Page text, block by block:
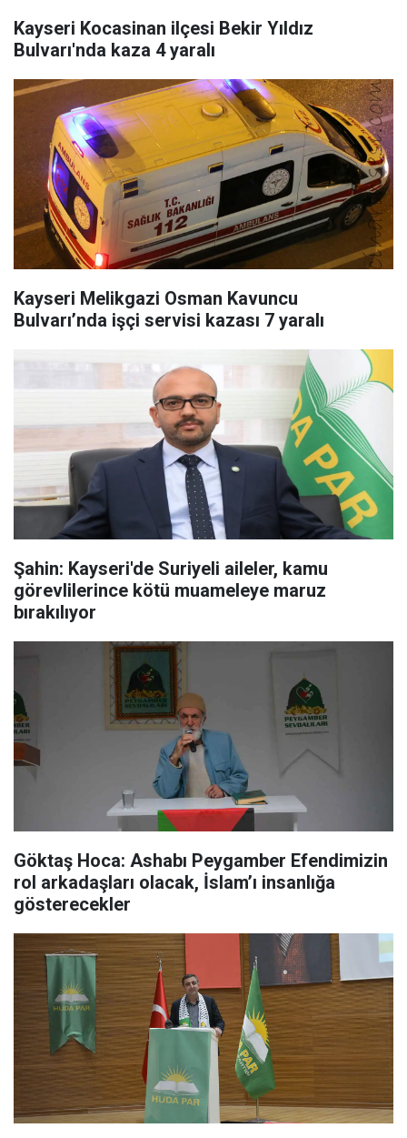
Kayseri Kocasinan ilçesi Bekir Yıldız
Bulvarı'nda kaza 4 yaralı
Kayseri Melikgazi Osman Kavuncu
Bulvarı’nda işçi servisi kazası 7 yaralı
Şahin: Kayseri'de Suriyeli aileler, kamu
görevlilerince kötü muameleye maruz
bırakılıyor
Göktaş Hoca: Ashabı Peygamber Efendimizin
rol arkadaşları olacak, İslam’ı insanlığa
gösterecekler